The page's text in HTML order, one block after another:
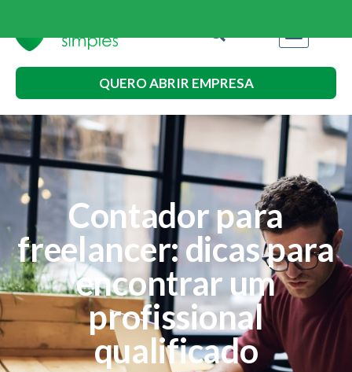
QUERO ABRIR EMPRESA
Contador para
freelancer: dicas para
encontrar um
profissional
qualificado